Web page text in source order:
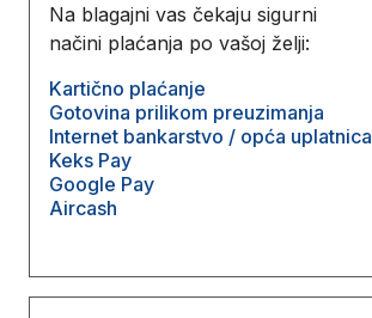
Na blagajni vas čekaju sigurni
načini plaćanja po vašoj želji:
Kartično plaćanje
Gotovina prilikom preuzimanja
Internet bankarstvo / opća uplatnica
Keks Pay
Google Pay
Aircash